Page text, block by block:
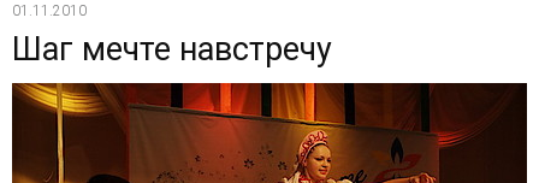
01.11.2010
Шаг мечте навстречу